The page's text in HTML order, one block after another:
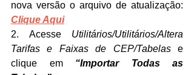
Clique Aqui
2. Acesse Utilitários/Utilitários/Altera
Tarifas e Faixas de CEP/Tabelas e
clique em “Importar Todas as